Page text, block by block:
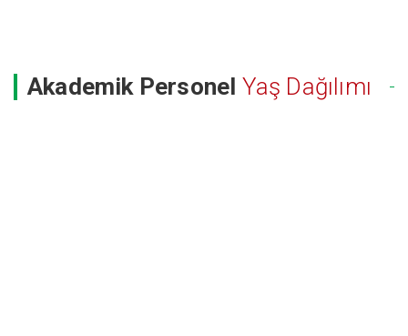
Akademik Personel Yaş Dağılımı